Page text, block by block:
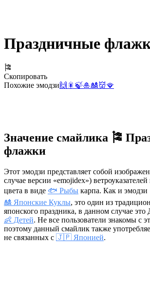
Праздничные
🎏
Скопировать
Похожие эмодзи 🙌 🎇 🍃🎍🎎👹🪭
Значение смайлика 🎏
флажки
Этот эмодзи представляет собой
случае версии «emojidex»)
цвета в виде 🐟 Рыбы карпа. Как и эмодзи
🎎 Японские Куклы, это один из
японского праздника, в данном случае
👶 Детей. Не все пользователи знакомы с
поэтому данный смайлик также
не связанных с 🇯🇵 Японией.